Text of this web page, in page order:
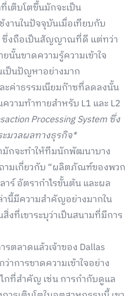
เติบโตขึ้นมักจะเป็น
านในปัจจุบันเมื่อเทียบกับ
ซึ่งถือเป็นสัญญาณที่ดี แต่ทว่า
นั้นขาดความรู้ความเข้าใจ
ป็นปัญหาอย่างมาก
ะค่าธรรมเนียมก๊าซที่ลดลงนั้น
วามท้าทายสำหรับ L1 และ L2
Processing System ซึ่ง
มวลผลทางธุรกิจ*
มักจะทำให้ทีมนักพัฒนาบาง
ถามเกี่ยวกับ “ผลิตภัณฑ์ของพวก
าร์ อัตรากำไรขั้นต้น และผล
านี้มีความสำคัญอย่างมากใน
งที่เขาระบุว่าเป็นสนามที่มีการ
ตลาดแล้วเจ้าของ Dallas
าการขาดความเข้าใจอย่าง
กที่สำคัญ เช่น การกำกับดูแล